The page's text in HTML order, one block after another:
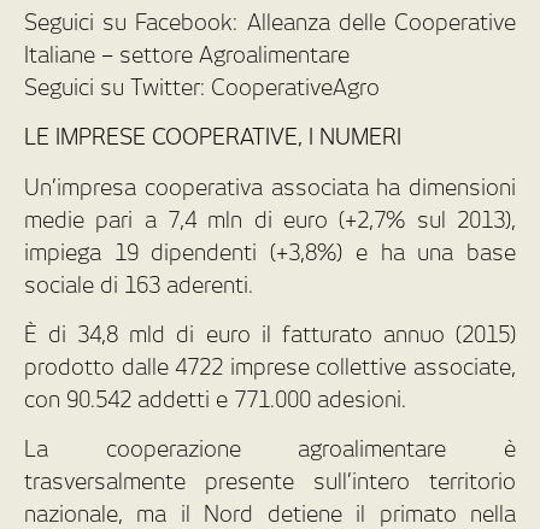
Seguici su Facebook: Alleanza delle Cooperative
Italiane – settore Agroalimentare
Seguici su Twitter: CooperativeAgro
LE IMPRESE COOPERATIVE, I NUMERI
Un’impresa cooperativa associata ha dimensioni
medie pari a 7,4 mln di euro (+2,7% sul 2013),
impiega 19 dipendenti (+3,8%) e ha una base
sociale di 163 aderenti.
È di 34,8 mld di euro il fatturato annuo (2015)
prodotto dalle 4722 imprese collettive associate,
con 90.542 addetti e 771.000 adesioni.
La cooperazione agroalimentare è
trasversalmente presente sull’intero territorio
nazionale, ma il Nord detiene il primato nella